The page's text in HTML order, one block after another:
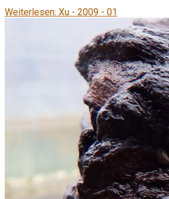
Weiterlesen: Xu - 2009 - 01